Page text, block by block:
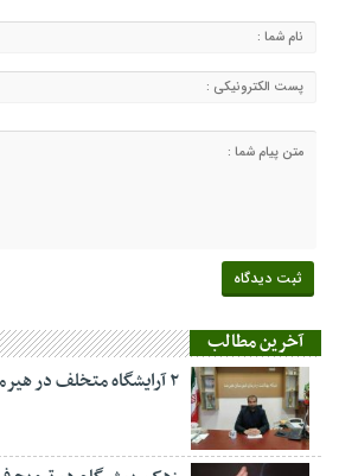
آخرین مطالب
۲ آرایشگاه متخلف در هیرمند مهروموم شدند